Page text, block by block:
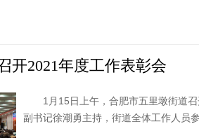
开2021年度工作表彰会
1月15日上午，合肥市五里墩街道
副书记徐潮勇主持，街道全体工作人员